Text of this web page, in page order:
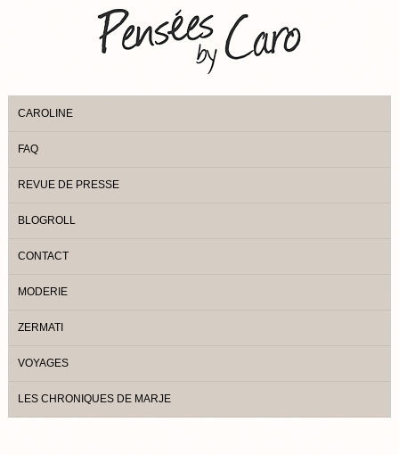
CAROLINE
FAQ
REVUE DE PRESSE
BLOGROLL
CONTACT
MODERIE
ZERMATI
VOYAGES
LES CHRONIQUES DE MARJE